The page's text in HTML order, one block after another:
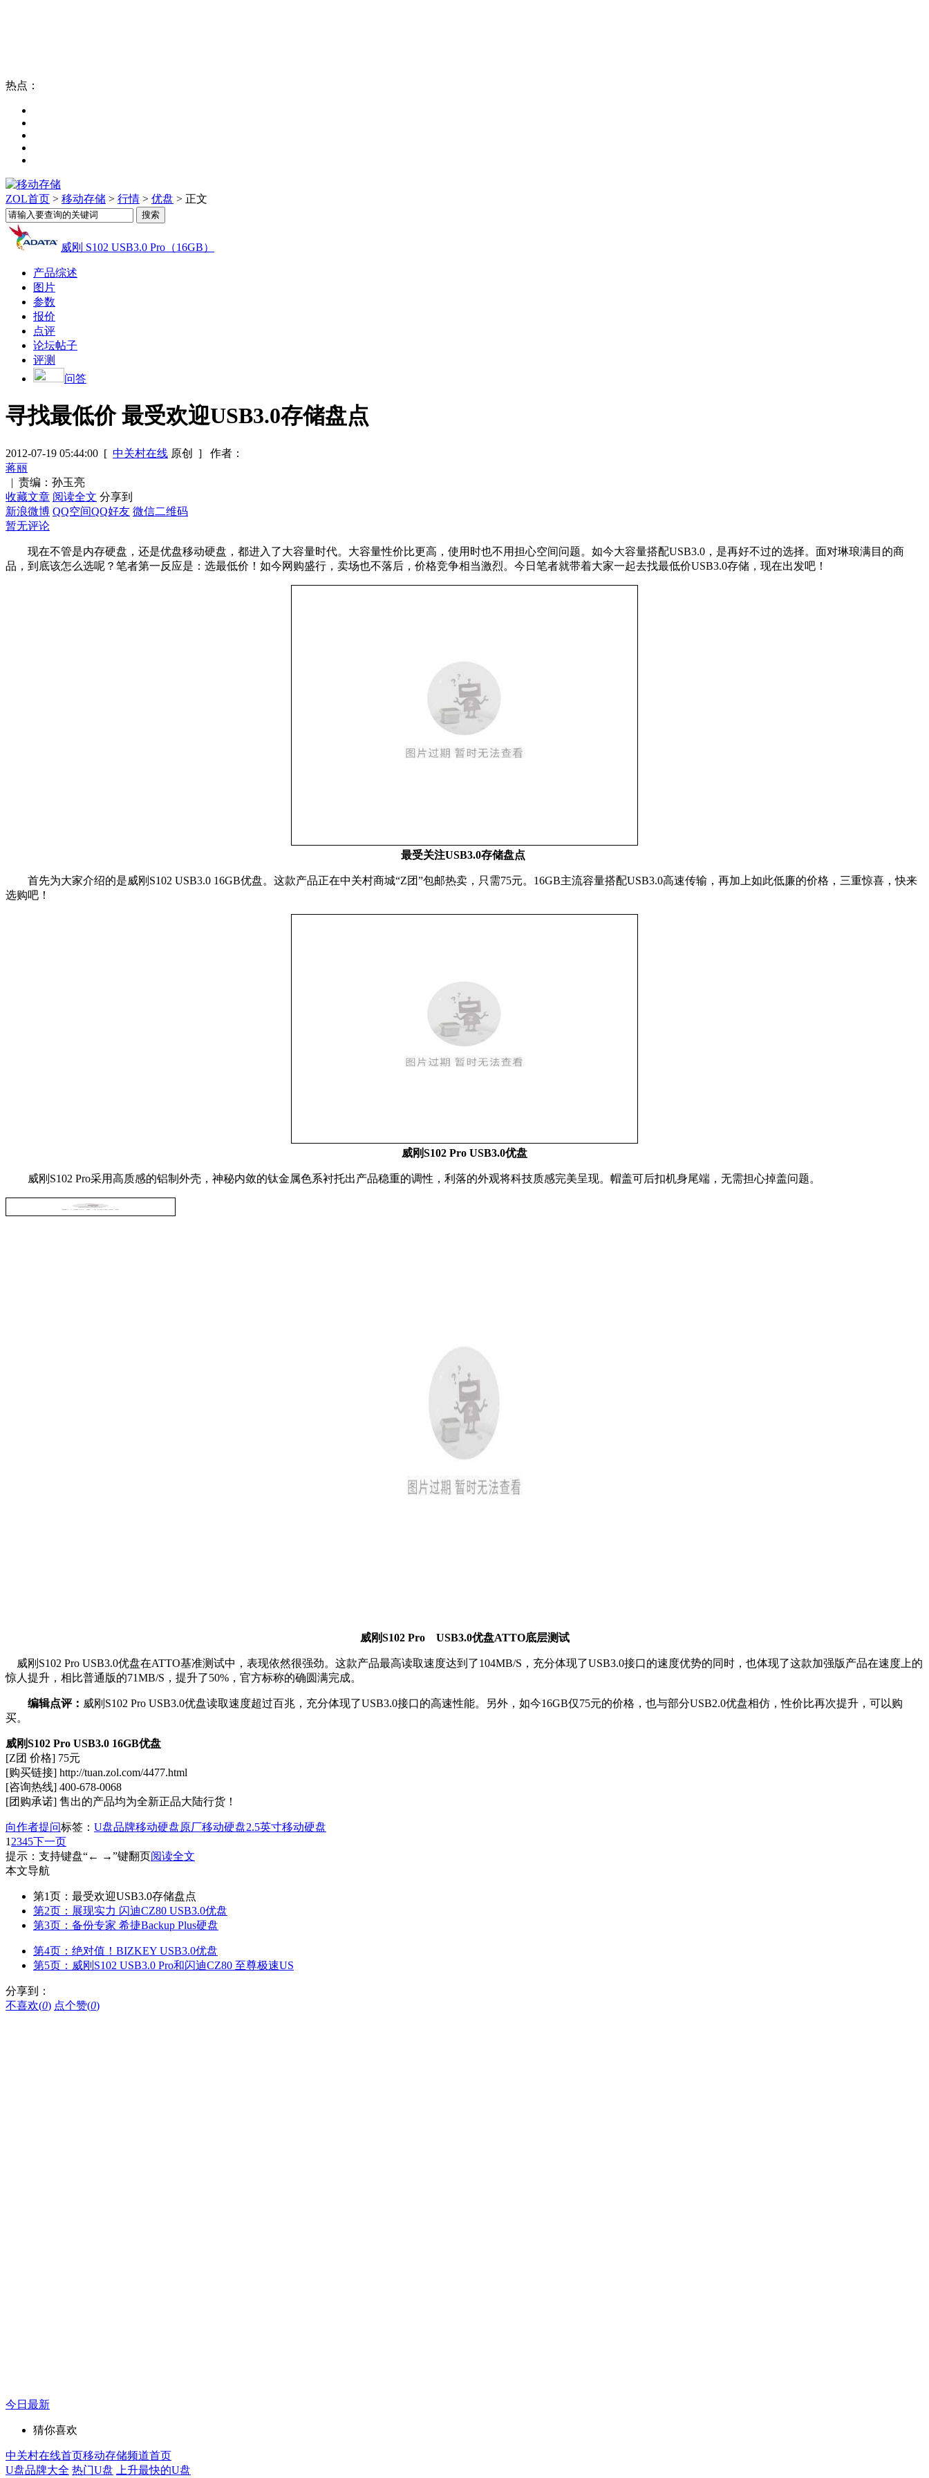
热点：
ZOL首页 > 移动存储 > 行情 > 优盘 > 正文
威刚 S102 USB3.0 Pro（16GB）
产品综述
图片
参数
报价
点评
论坛帖子
评测
问答
寻找最低价 最受欢迎USB3.0存储盘点
2012-07-19 05:44:00 [ 中关村在线 原创 ]
作者：
蒋丽
| 责编：孙玉亮
收藏文章 阅读全文 分享到
新浪微博 QQ空间QQ好友 微信二维码
暂无评论
现在不管是内存硬盘，还是优盘移动硬盘，都进入了大容量时代。大容量性价比更高，使用时也不用担心空间问题。如今大容量搭配USB3.0，是再好不过的选择。面对琳琅满目的商
品，到底该怎么选呢？笔者第一反应是：选最低价！如今网购盛行，卖场也不落后，价格竞争相当激烈。今日笔者就带着大家一起去找最低价USB3.0存储，现在出发吧！
最受关注USB3.0存储盘点
首先为大家介绍的是威刚S102 USB3.0 16GB优盘。这款产品正在中关村商城“Z团”包邮热卖，只需75元。16GB主流容量搭配USB3.0高速传输，再加上如此低廉的价格，三重惊喜，快来
选购吧！
威刚S102 Pro USB3.0优盘
威刚S102 Pro采用高质感的铝制外壳，神秘内敛的钛金属色系衬托出产品稳重的调性，利落的外观将科技质感完美呈现。帽盖可后扣机身尾端，无需担心掉盖问题。
威刚S102 Pro USB3.0优盘ATTO底层测试
威刚S102 Pro USB3.0优盘在ATTO基准测试中，表现依然很强劲。这款产品最高读取速度达到了104MB/S，充分体现了USB3.0接口的速度优势的同时，也体现了这款加强版产品在速度上的
惊人提升，相比普通版的71MB/S，提升了50%，官方标称的确圆满完成。
编辑点评： 威刚S102 Pro USB3.0优盘读取速度超过百兆，充分体现了USB3.0接口的高速性能。另外，如今16GB仅75元的价格，也与部分USB2.0优盘相仿，性价比再次提升，可以购
买。
威刚S102 Pro USB3.0 16GB优盘
[Z团 价格] 75元
[购买链接] http://tuan.zol.com/4477.html
[咨询热线] 400-678-0068
[团购承诺] 售出的产品均为全新正品大陆行货！
向作者提问标签： U盘品牌移动硬盘原厂移动硬盘2.5英寸移动硬盘
1 2345下一页
提示：支持键盘“← →”键翻页阅读全文
本文导航
第1页：最受欢迎USB3.0存储盘点
第2页：展现实力 闪迪CZ80 USB3.0优盘
第3页：备份专家 希捷Backup Plus硬盘
第4页：绝对值！BIZKEY USB3.0优盘
第5页：威刚S102 USB3.0 Pro和闪迪CZ80 至尊极速US
分享到：
不喜欢(0) 点个赞(0)
今日最新
猜你喜欢
中关村在线首页移动存储频道首页
U盘品牌大全 热门U盘 上升最快的U盘